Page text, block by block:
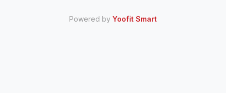
Powered by Yoofit Smart